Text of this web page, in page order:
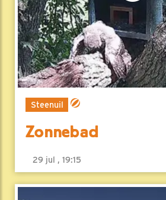
Steenuil
Zonnebad
29 jul , 19:15